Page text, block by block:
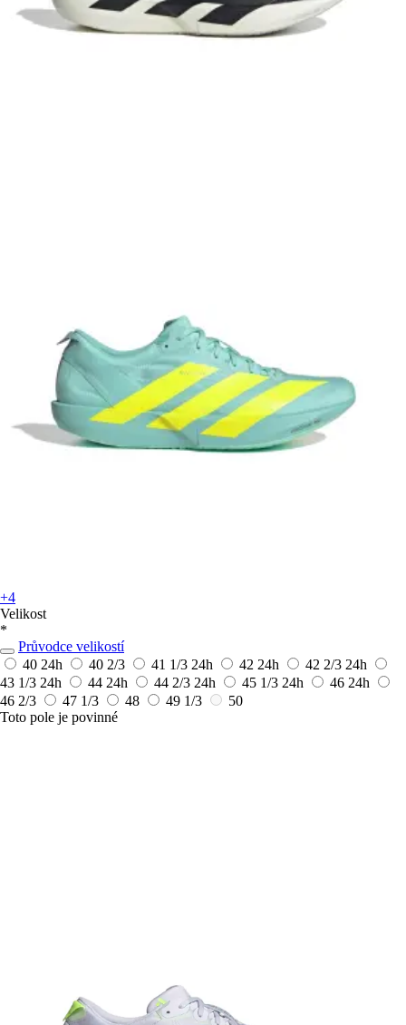
+4
Velikost
*
Průvodce velikostí
40 24h 40 2/3 41 1/3 24h 42 24h 42 2/3 24h
43 1/3 24h 44 24h 44 2/3 24h 45 1/3 24h 46 24h
46 2/3
47 1/3 48 49 1/3
50
Toto pole je povinné